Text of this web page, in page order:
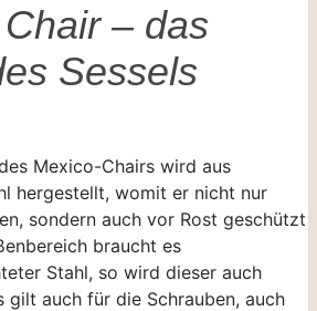
– das
Sessels
Mexico-Chairs wird aus
hergestellt, womit er nicht nur
sondern auch vor Rost geschützt
braucht es
Stahl, so wird dieser auch
gilt auch für die Schrauben, auch